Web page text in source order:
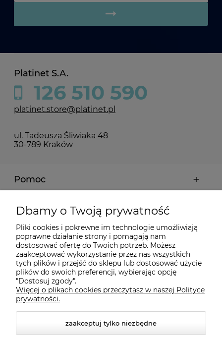
Platinet S.A.
126 510 590
platinet.store@platinet.pl
ul. Tadeusza Śliwiaka 48
30-789 Kraków
Pomoc
Moje konto
Płatności i dostawa
Informacje
O nas
Dbamy o Twoją prywatność
Pliki cookies i pokrewne im technologie umożliwiają
poprawne działanie strony i pomagają nam
dostosować ofertę do Twoich potrzeb. Możesz
zaakceptować wykorzystanie przez nas wszystkich
tych plików i przejść do sklepu lub dostosować użycie
plików do swoich preferencji, wybierając opcję
"Dostosuj zgody".
Więcej o plikach cookies przeczytasz w naszej Polityce
prywatności.
zaakceptuj tylko niezbędne